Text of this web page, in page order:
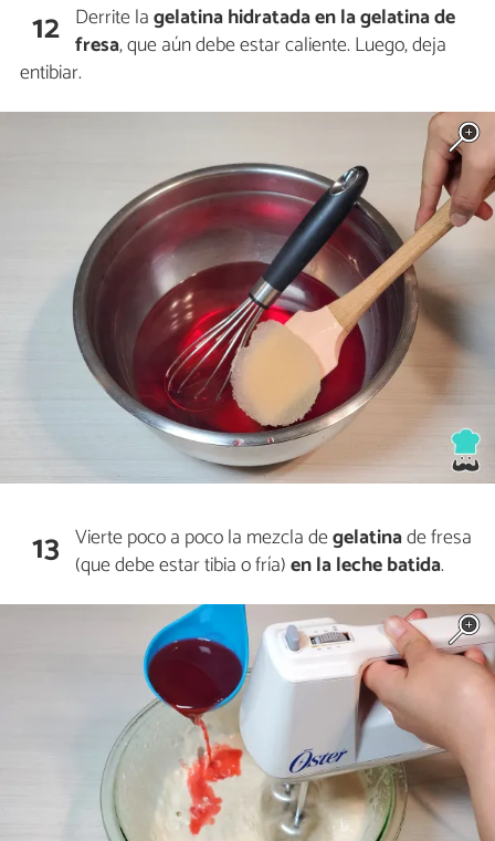
12 Derrite lagelatina hidratada en la gelatina de
fresa, que aún debe estar caliente. Luego, deja
entibiar.
13 Vierte poco a poco la mezcla degelatinade fresa
(que debe estar tibia o fría)en la leche batida.